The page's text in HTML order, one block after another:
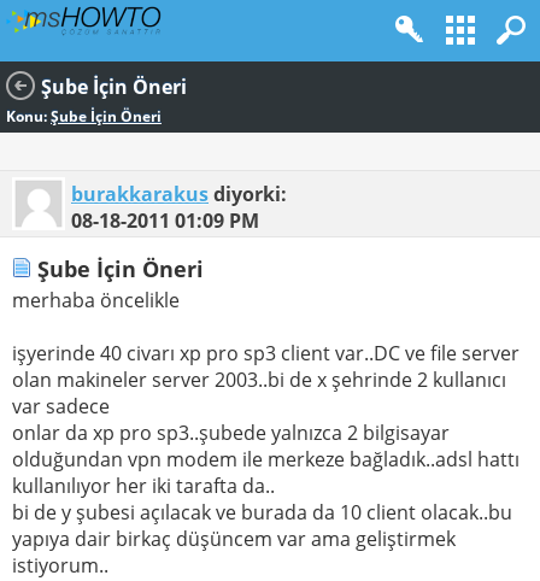
Şube İçin Öneri
Konu:Şube İçin Öneri
burakkarakusdiyorki:
08-18-2011 01:09 PM
Şube İçin Öneri
merhaba öncelikle
işyerinde 40 civarı xp pro sp3 client var..DC ve file server
olan makineler server 2003..bi de x şehrinde 2 kullanıcı
var sadece
onlar da xp pro sp3..şubede yalnızca 2 bilgisayar
olduğundan vpn modem ile merkeze bağladık..adsl hattı
kullanılıyor her iki tarafta da..
bi de y şubesi açılacak ve burada da 10 client olacak..bu
yapıya dair birkaç düşüncem var ama geliştirmek
istiyorum..